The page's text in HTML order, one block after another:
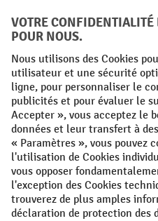
Conditions générales
Protection des Données
All prices excl. VAT plusshipping
if not stated otherwise.
¹ La remise est valable jusqu'à
s'applique pas aux prix spéciaux. Il
avec d'autres réductions en
réduction sera accordée une seule
à la newsletter. Le code de